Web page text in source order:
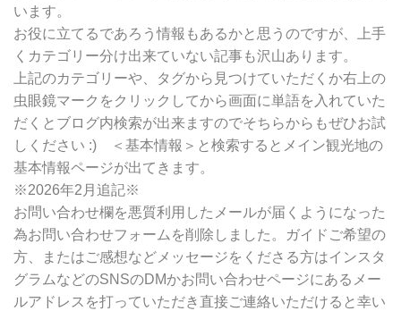
います。
お役に立てるであろう情報もあるかと思うのですが、上手
くカテゴリー分け出来ていない記事も沢山あります。
上記のカテゴリーや、タグから見つけていただくか右上の
虫眼鏡マークをクリックしてから画面に単語を入れていた
だくとブログ内検索が出来ますのでそちらからもぜひお試
しください :) ＜基本情報＞と検索するとメイン観光地の
基本情報ページが出てきます。
※2026年2月追記※
お問い合わせ欄を悪質利用したメールが届くようになった
為お問い合わせフォームを削除しました。ガイドご希望の
方、またはご感想などメッセージをくださる方はインスタ
グラムなどのSNSのDMかお問い合わせページにあるメー
ルアドレスを打っていただき直接ご連絡いただけると幸い